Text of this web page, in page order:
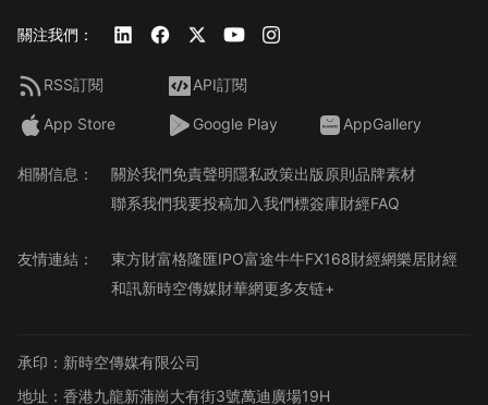
關注我們：
RSS訂閱 API訂閱
App Store Google Play AppGallery
相關信息： 關於我們免責聲明隱私政策出版原則品牌素材
聯系我們我要投稿加入我們標簽庫財經FAQ
友情連結： 東方財富格隆匯IPO富途牛牛FX168財經網樂居財經
和訊新時空傳媒財華網更多友链+
承印：新時空傳媒有限公司
地址：香港九龍新蒲崗大有街3號萬迪廣場19H